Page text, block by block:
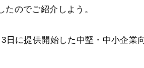
のでご紹介しよう。
に提供開始した中堅・中小企業